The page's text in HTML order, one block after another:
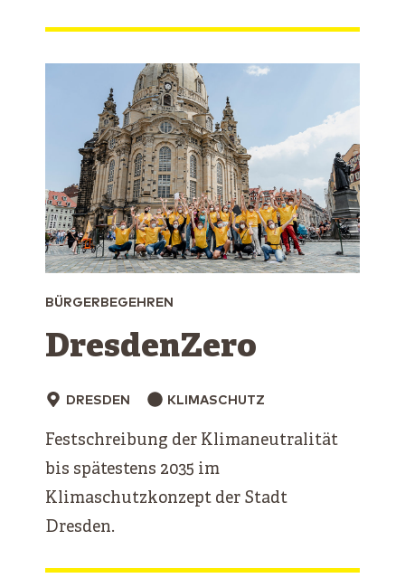
BÜRGERBEGEHREN
DresdenZero
DRESDEN KLIMASCHUTZ
Festschreibung der Klimaneutralität
bis spätestens 2035 im
Klimaschutzkonzept der Stadt
Dresden.